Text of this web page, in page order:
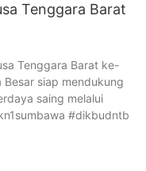
Tenggara Barat
Tenggara Barat ke-
Besar siap mendukung
saing melalui
#dikbudntb